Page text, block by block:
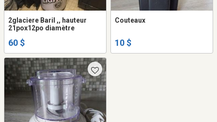
2glaciere Baril ,, hauteur
21pox12po diamètre
60 $
Couteaux
10 $